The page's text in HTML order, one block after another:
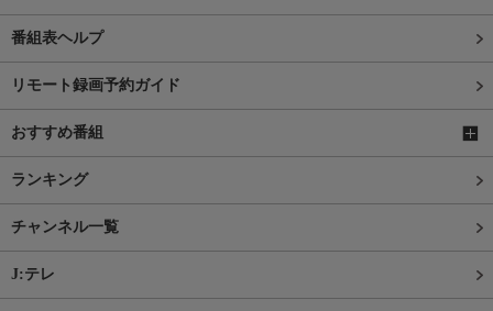
番組表ヘルプ
リモート録画予約ガイド
おすすめ番組
ランキング
チャンネル一覧
J:テレ